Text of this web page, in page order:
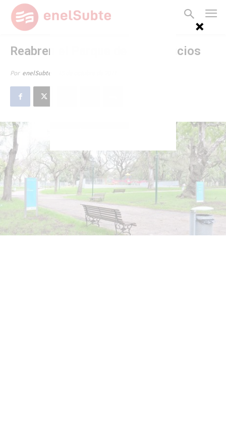
Reabren el Parque de los Patricios
Por enelSubte